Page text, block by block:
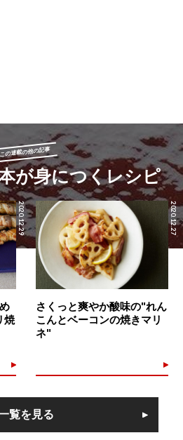
の連載の他の記事
が身につくレシピ
2020.12.29
焼
2020.12.27
さくっと爽やか酸味の"れん
こんとベーコンの焼きマリ
ネ"
覧を見る